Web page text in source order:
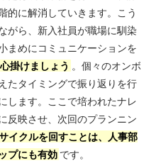
的に解消していきます。こう
がら、新入社員が職場に馴染
まめにコミュニケーションを
掛けましょう 。個々のオンボ
たタイミングで振り返りを行
します。ここで培われたナレ
反映させ、次回のプランニン
イクルを回すことは、人事部
プにも有効 です。